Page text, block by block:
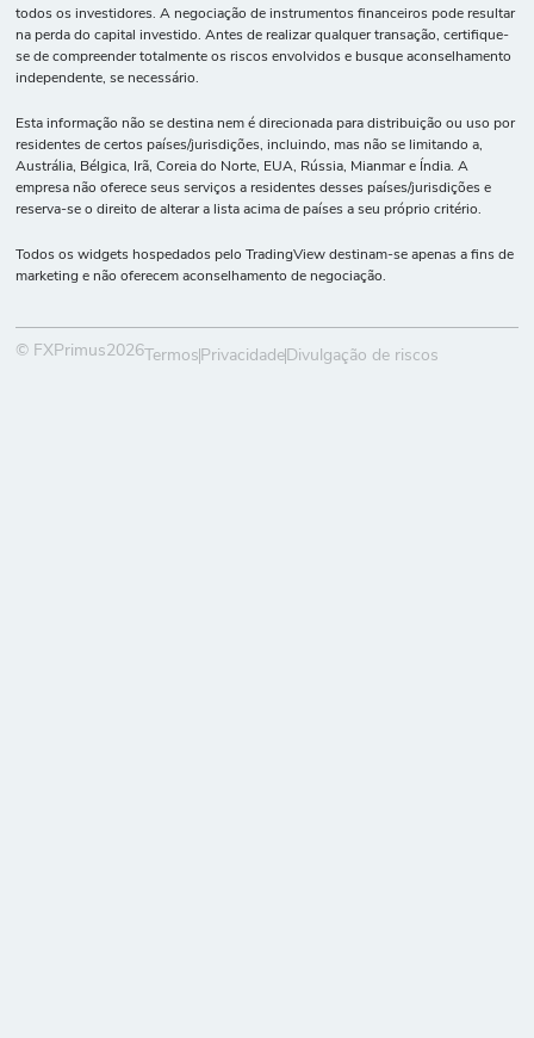
todos os investidores. A negociação de instrumentos financeiros pode resultar
na perda do capital investido. Antes de realizar qualquer transação, certifique-
se de compreender totalmente os riscos envolvidos e busque aconselhamento
independente, se necessário.
Esta informação não se destina nem é direcionada para distribuição ou uso por
residentes de certos países/jurisdições, incluindo, mas não se limitando a,
Austrália, Bélgica, Irã, Coreia do Norte, EUA, Rússia, Mianmar e Índia. A
empresa não oferece seus serviços a residentes desses países/jurisdições e
reserva-se o direito de alterar a lista acima de países a seu próprio critério.
Todos os widgets hospedados pelo TradingView destinam-se apenas a fins de
marketing e não oferecem aconselhamento de negociação.
© FXPrimus2026Termos Privacidade Divulgação de riscos